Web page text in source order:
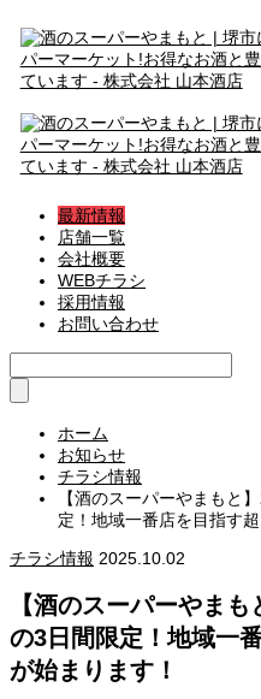
最新情報
店舗一覧
会社概要
WEBチラシ
採用情報
お問い合わせ
ホーム
お知らせ
チラシ情報
【酒のスーパーやまもと
定！地域一番店を目指す
チラシ情報 2025.10.02
【酒のスーパーやま
の3日間限定！地域一
が始まります！